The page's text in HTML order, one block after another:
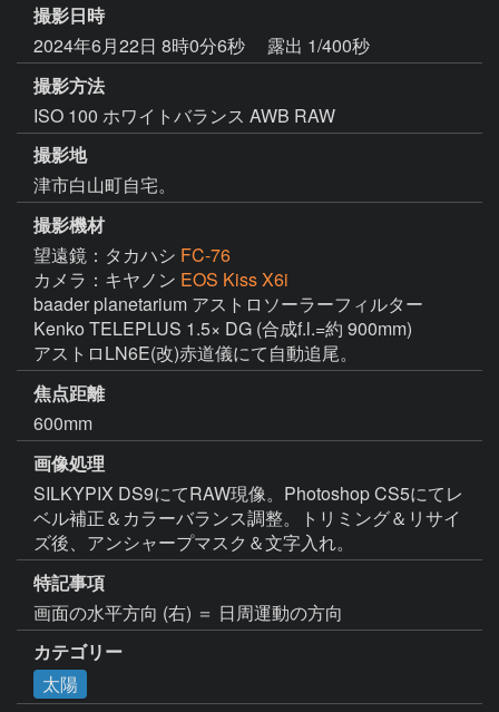
撮影日時
2024年6月22日 8時0分6秒
露出 1/400秒
撮影方法
ISO 100 ホワイトバランス AWB RAW
撮影地
津市白山町自宅。
撮影機材
望遠鏡：タカハシ FC-76
カメラ：キヤノン EOS Kiss X6i
baader planetarium アストロソーラーフィルター
Kenko TELEPLUS 1.5× DG (合成f.l.=約 900mm)
アストロLN6E(改)赤道儀にて自動追尾。
焦点距離
600mm
画像処理
SILKYPIX DS9にてRAW現像。Photoshop CS5にてレ
ベル補正＆カラーバランス調整。トリミング＆リサイ
ズ後、アンシャープマスク＆文字入れ。
特記事項
画面の水平方向 (右) ＝ 日周運動の方向
カテゴリー
太陽